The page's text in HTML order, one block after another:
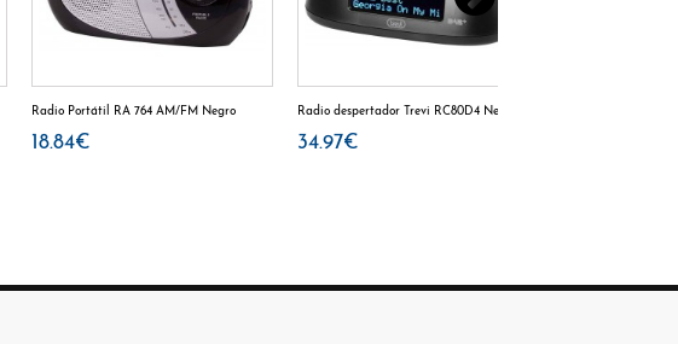
Radio Portátil RA 764 AM/FM Negro
18.84€
Radio despertador Trevi RC80D4 Negro
34.97€